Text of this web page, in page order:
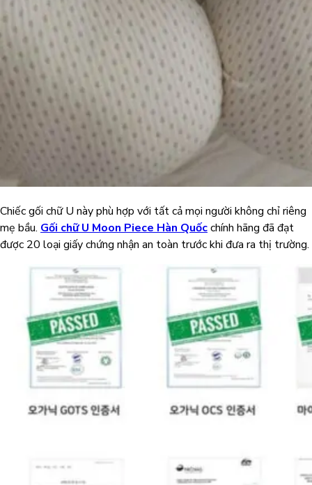
Chiếc gối chữ U này phù hợp với tất cả mọi người không chỉ riêng
mẹ bầu. Gối chữ U Moon Piece Hàn Quốcchính hãng đã đạt
được 20 loại giấy chứng nhận an toàn trước khi đưa ra thị trường.